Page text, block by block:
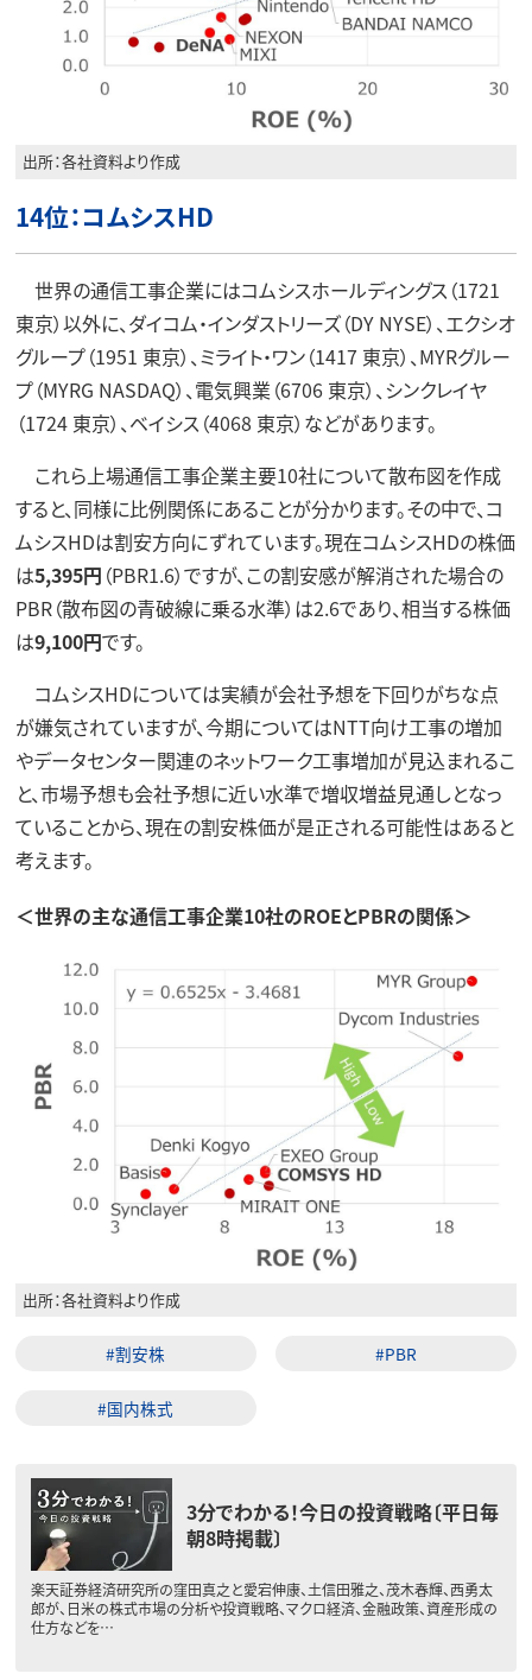
出所：各社資料より作成
14位：コムシスHD
世界の通信工事企業にはコムシスホールディングス（1721
東京）以外に、ダイコム・インダストリーズ（DY NYSE）、エクシオ
グループ（1951 東京）、ミライト・ワン（1417 東京）、MYRグルー
プ（MYRG NASDAQ）、電気興業（6706 東京）、シンクレイヤ
（1724 東京）、ベイシス（4068 東京）などがあります。
これら上場通信工事企業主要10社について散布図を作成
すると、同様に比例関係にあることが分かります。その中で、コ
ムシスHDは割安方向にずれています。現在コムシスHDの株価
は5,395円 （PBR1.6）ですが、この割安感が解消された場合の
PBR（散布図の青破線に乗る水準）は2.6であり、相当する株価
は9,100円です。
コムシスHDについては実績が会社予想を下回りがちな点
が嫌気されていますが、今期についてはNTT向け工事の増加
やデータセンター関連のネットワーク工事増加が見込まれるこ
と、市場予想も会社予想に近い水準で増収増益見通しとなっ
ていることから、現在の割安株価が是正される可能性はあると
考えます。
＜世界の主な通信工事企業10社のROEとPBRの関係＞
出所：各社資料より作成
#割安株 #PBR
#国内株式
3分でわかる！今日の投資戦略〔平日毎
朝8時掲載〕
楽天証券経済研究所の窪田真之と愛宕伸康、土信田雅之、茂木春輝、西勇太
郎が、日米の株式市場の分析や投資戦略、マクロ経済、金融政策、資産形成の
仕方などを…